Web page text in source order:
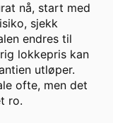
nå, start med
sjekk
endres til
lokkepris kan
utløper.
ofte, men det
ro.